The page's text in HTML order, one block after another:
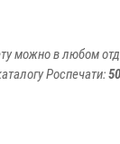
можно в любом
Роспечати: